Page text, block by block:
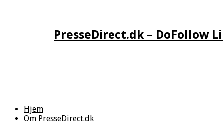
PresseDirect.dk – DoFollow
Hjem
Om PresseDirect.dk